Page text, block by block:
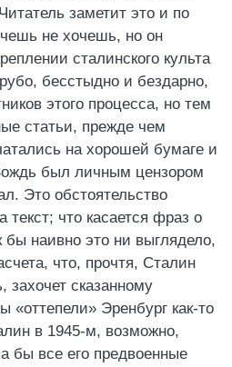
заметит это и по
не хочешь, но он
сталинского культа
бесстыдно и бездарно,
этого процесса, но тем
статьи, прежде чем
на хорошей бумаге и
был личным цензором
Это обстоятельство
что касается фраз о
наивно это ни выглядело,
что, прочтя, Сталин
захочет сказанному
«оттепели» Эренбург как-то
в 1945-м, возможно,
бы все его предвоенные